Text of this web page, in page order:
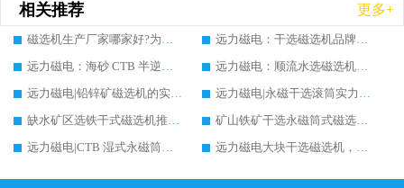
相关推荐 更多+
磁选机生产厂家哪家好?为什么定期维护很重要!
远力磁电：干选磁选机品牌实力生产厂家实测对比及推荐，价格及案例分析
远力磁电：海砂 CTB 半逆流磁选机实力生产厂家实测对比推荐，价格及案例分析
远力磁电：顺流水选磁选机实力生产厂家实测对比推荐，价格及案例分析
远力磁电|铅锌矿磁选机的实力生产厂家推荐，案例分析
远力磁电|永磁干选滚筒实力生产厂家推荐，多维度筛选指南与案例分析
缺水矿区选铁干式磁选机推荐实力生产厂家案例分析|远力磁电
矿山铁矿干选永磁筒式磁选机铁矿精选推荐，实力生产厂家远力磁电现场案例分享
远力磁电|CTB 湿式永磁筒式磁选机铁矿精选推荐实力生产厂家
远力磁电大块干选磁选机，实力厂家设备能否提升矿石品位?行业趋势、厂家调研全解析